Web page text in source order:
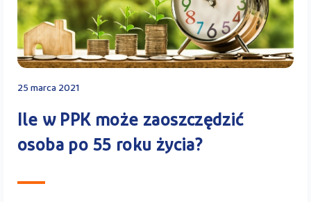
Kontakt
25 marca 2021
Ile w PPK może zaoszczędzić
osoba po 55 roku życia?